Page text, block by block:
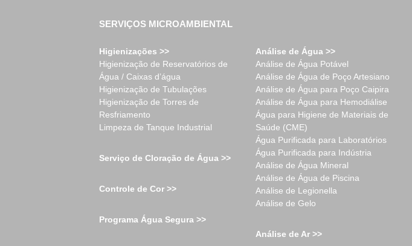
SERVIÇOS MICROAMBIENTAL
Higienizações >>
Higienização de Reservatórios de
Água / Caixas d’água
Higienização de Tubulações
Higienização de Torres de
Resfriamento
Limpeza de Tanque Industrial
Serviço de Cloração de Água >>
Controle de Cor >>
Programa Água Segura >>
Análise de Água >>
Análise de Água Potável
Análise de Água de Poço Artesiano
Análise de Água para Poço Caipira
Análise de Água para Hemodiálise
Água para Higiene de Materiais de
Saúde (CME)
Água Purificada para Laboratórios
Água Purificada para Indústria
Análise de Água Mineral
Análise de Água de Piscina
Análise de Legionella
Análise de Gelo
Análise de Ar >>